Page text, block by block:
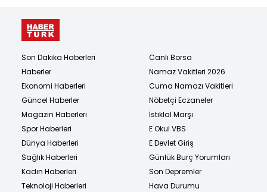
Son Dakika Haberleri
Haberler
Ekonomi Haberleri
Güncel Haberler
Magazin Haberleri
Spor Haberleri
Dünya Haberleri
Sağlık Haberleri
Kadın Haberleri
Teknoloji Haberleri
Canlı Borsa
Namaz Vakitleri 2026
Cuma Namazı Vakitleri
Nöbetçi Eczaneler
İstiklal Marşı
E Okul VBS
E Devlet Giriş
Günlük Burç Yorumları
Son Depremler
Hava Durumu